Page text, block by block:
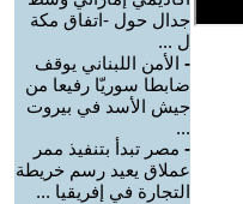
جدال حول -اتفاق مكة
ل ...
- الأمن اللبناني يوقف
ضابطا سوريّا رفيعا من
جيش الأسد في بيروت
...
- مصر تبدأ بتنفيذ ممر
عملاق يعيد رسم خريطة
التجارة في إفريقيا ...